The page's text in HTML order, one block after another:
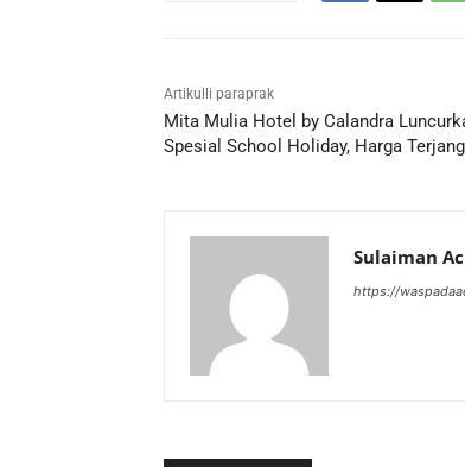
Artikulli paraprak
Mita Mulia Hotel by Calandra
Spesial School Holiday, Harga
Sulaiman
https://